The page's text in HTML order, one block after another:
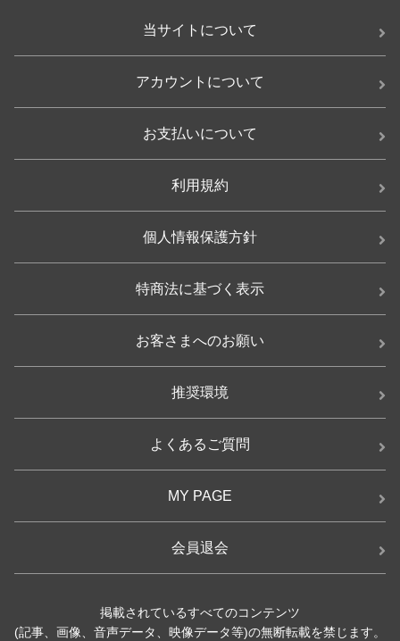
当サイトについて
アカウントについて
お支払いについて
利用規約
個人情報保護方針
特商法に基づく表示
お客さまへのお願い
推奨環境
よくあるご質問
MY PAGE
会員退会
掲載されているすべてのコンテンツ
(記事、画像、音声データ、映像データ等)の無断転載を禁じます。